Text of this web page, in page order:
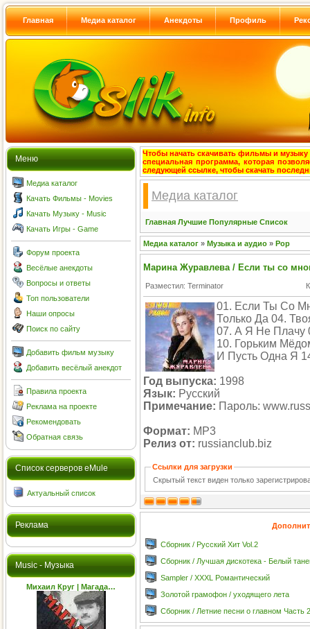
Главная Медиа каталог Анекдоты Профиль
Меню
Медиа каталог
Качать Фильмы - Movies
Качать Музыку - Music
Качать Игры - Game
Форум проекта
Весёлые анекдоты
Вопросы и ответы
Топ пользователи
Наши опросы
Поиск по сайту
Добавить фильм музыку
Добавить весёлый анекдот
Правила проекта
Реклама на проекте
Рекомендовать
Обратная связь
Cписок серверов eMule
Актуальный список
Реклама
Music - Музыка
Михаил Круг | Магада…
Чтобы начать скачивать фильмы и музыку
специальная программа, которая
следующей ссылке, чтобы скачать
Медиа каталог
Главная Лучшие Популярные Список
Медиа каталог » Музыка и аудио » Pop
Марина Журавлева / Если ты со
Разместил: Terminator
01. Если Ты Со
Только Да 04.
07. А Я Не Плачу
10. Горьким
И Пусть Одна Я
Год выпуска: 1998
Язык: Русский
Примечание: Пароль:
Формат: MP3
Релиз от: russianclub.biz
Ссылки для загрузки
Скрытый текст виден только
Сборник / Русский Хит Vol.2
Сборник / Лучшая дискотека - Белый
Sampler / XXXL Романтический
Золотой грамофон / уходящего лета
Сборник / Летние песни о главном Часть